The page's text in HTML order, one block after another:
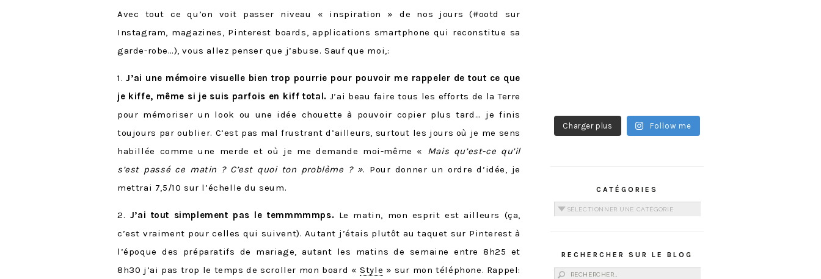
Avec tout ce qu’on voit passer niveau « inspiration » de nos jours (#ootd sur
Instagram, magazines, Pinterest boards, applications smartphone qui reconstitue sa
garde-robe…), vous allez penser que j’abuse. Sauf que moi,:
1.J’ai une mémoire visuelle bien trop pourrie pour pouvoir me rappeler de tout ce que
je kiffe, même si je suis parfois en kiff total. J’ai beau faire tous les efforts de la Terre
pour mémoriser un look ou une idée chouette à pouvoir copier plus tard… je finis
toujours par oublier. C’est pas mal frustrant d’ailleurs, surtout les jours où je me sens
habillée comme une merde et où je me demande moi-même « Mais qu’est-ce qu’il
s’est passé ce matin ? C’est quoi ton problème ? ». Pour donner un ordre d’idée, je
mettrai 7,5/10 sur l’échelle du seum.
2. J’ai tout simplement pas le temmmmmps. Le matin, mon esprit est ailleurs (ça,
c’est vraiment pour celles qui suivent). Autant j’étais plutôt au taquet sur Pinterest à
l’époque des préparatifs de mariage, autant les matins de semaine entre 8h25 et
8h30 j’ai pas trop le temps de scroller mon board «Style » sur mon téléphone. Rappel:
Charger plus Follow me
CATÉGORIES
Catégories
RECHERCHER SUR LE BLOG
Rechercher :